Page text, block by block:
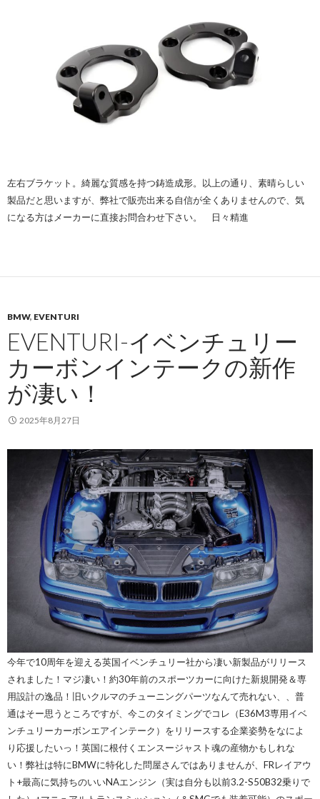
左右ブラケット。綺麗な質感を持つ鋳造成形。以上の通り、素晴らしい
製品だと思いますが、弊社で販売出来る自信が全くありませんので、気
になる方はメーカーに直接お問合わせ下さい。 日々精進
BMW, EVENTURI
EVENTURI-イベンチュリー
カーボンインテークの新作
が凄い！
2025年8月27日
今年で10周年を迎える英国イベンチュリー社から凄い新製品がリリース
されました！マジ凄い！約30年前のスポーツカーに向けた新規開発＆専
用設計の逸品！旧いクルマのチューニングパーツなんて売れない、、普
通はそー思うところですが、今このタイミングでコレ（E36M3専用イベ
ンチュリーカーボンエアインテーク）をリリースする企業姿勢をなによ
り応援したいっ！英国に根付くエンスージャスト魂の産物かもしれな
い！弊社は特にBMWに特化した問屋さんではありませんが、FRレイアウ
ト+最高に気持ちのいいNAエンジン（実は自分も以前3.2-S50B32乗りで